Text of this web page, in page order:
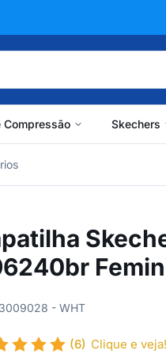
Compressão Skechers
- WHT
(6) Clique e veja!